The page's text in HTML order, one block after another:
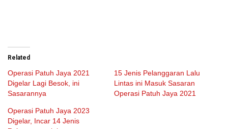
Related
Operasi Patuh Jaya 2021
Digelar Lagi Besok, ini
Sasarannya
15 Jenis Pelanggaran Lalu
Lintas ini Masuk Sasaran
Operasi Patuh Jaya 2021
Operasi Patuh Jaya 2023
Digelar, Incar 14 Jenis